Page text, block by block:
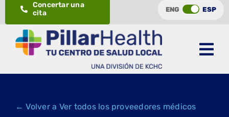
contenido
Concertar una
cita
ENG ESP
← Volver a Ver todos los proveedores médicos